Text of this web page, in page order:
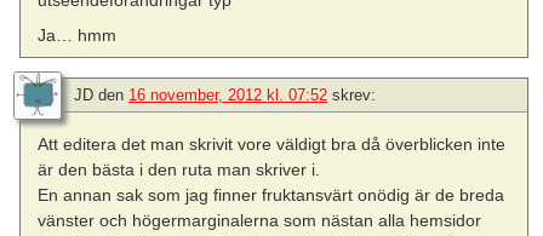
Ja… hmm
JD den 16 november, 2012 kl. 07:52 skrev:
Att editera det man skrivit vore väldigt bra då överblicken inte
är den bästa i den ruta man skriver i.
En annan sak som jag finner fruktansvärt onödig är de breda
vänster och högermarginalerna som nästan alla hemsidor